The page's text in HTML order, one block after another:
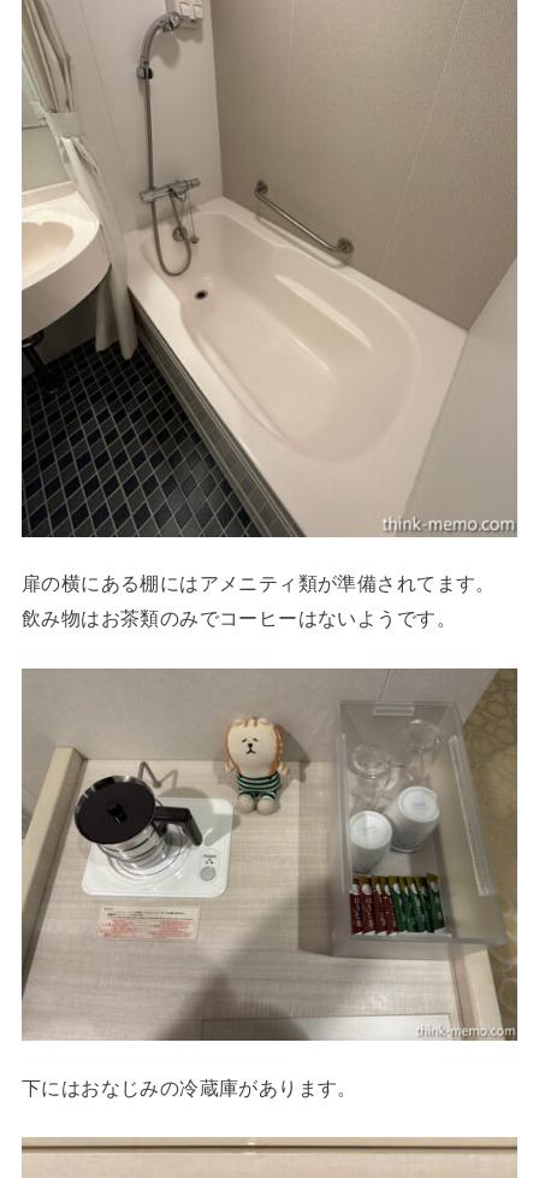
扉の横にある棚にはアメニティ類が準備されてます。
飲み物はお茶類のみでコーヒーはないようです。
下にはおなじみの冷蔵庫があります。